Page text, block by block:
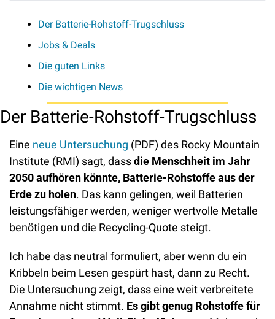
Der Batterie-Rohstoff-Trugschluss
Jobs & Deals
Die guten Links
Die wichtigen News
Der Batterie-Rohstoff-Trugschluss
Eine neue Untersuchung (PDF) des Rocky Mountain
Institute (RMI) sagt, dass die Menschheit im Jahr
2050 aufhören könnte, Batterie-Rohstoffe aus der
Erde zu holen. Das kann gelingen, weil Batterien
leistungsfähiger werden, weniger wertvolle Metalle
benötigen und die Recycling-Quote steigt.
Ich habe das neutral formuliert, aber wenn du ein
Kribbeln beim Lesen gespürt hast, dann zu Recht.
Die Untersuchung zeigt, dass eine weit verbreitete
Annahme nicht stimmt. Es gibt genug Rohstoffe für